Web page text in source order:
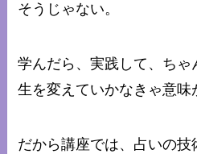
そうじゃない。
学んだら、実践して、ちゃ
生を変えていかなきゃ意味
だから講座では、占いの技